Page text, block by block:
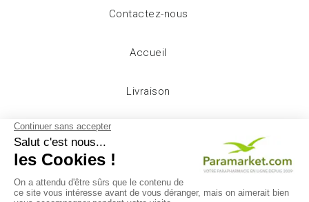
Contactez-nous
Accueil
Livraison
Mentions légales
Conditions d'utilisation